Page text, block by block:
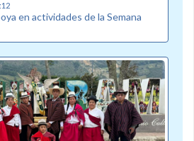
en actividades de la Semana